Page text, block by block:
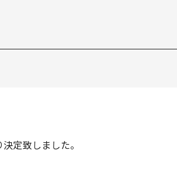
定致しました。